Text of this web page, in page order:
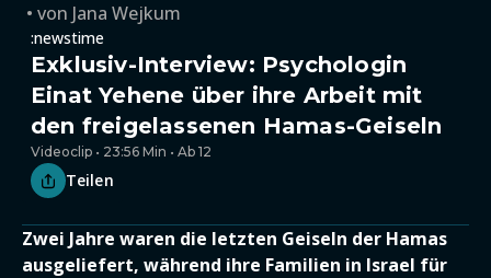
von Jana Wejkum
:newstime
Exklusiv-Interview: Psychologin
Einat Yehene über ihre Arbeit mit
den freigelassenen Hamas-Geiseln
Videoclip • 23:56 Min • Ab 12
Teilen
Zwei Jahre waren die letzten Geiseln der Hamas
ausgeliefert, während ihre Familien in Israel für